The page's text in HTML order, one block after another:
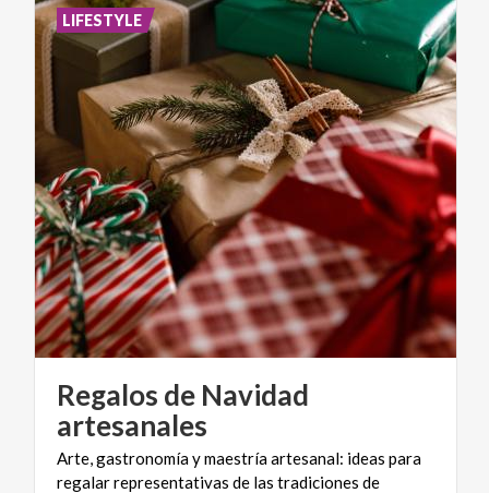
Regalos de Navidad
artesanales
Arte, gastronomía y maestría artesanal: ideas para
regalar representativas de las tradiciones de
LIFESTYLE